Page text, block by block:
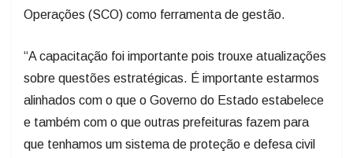
Operações (SCO) como ferramenta de gestão.
“A capacitação foi importante pois trouxe atualizações
sobre questões estratégicas. É importante estarmos
alinhados com o que o Governo do Estado estabelece
e também com o que outras prefeituras fazem para
que tenhamos um sistema de proteção e defesa civil